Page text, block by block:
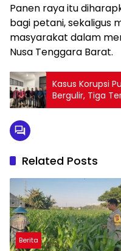
Panen raya itu
bagi petani, sekaligus
masyarakat dalam
Nusa Tenggara Barat.
Kasus Korupsi
Bergulir, Tiga
Kejati NTB
Related Posts
Berita